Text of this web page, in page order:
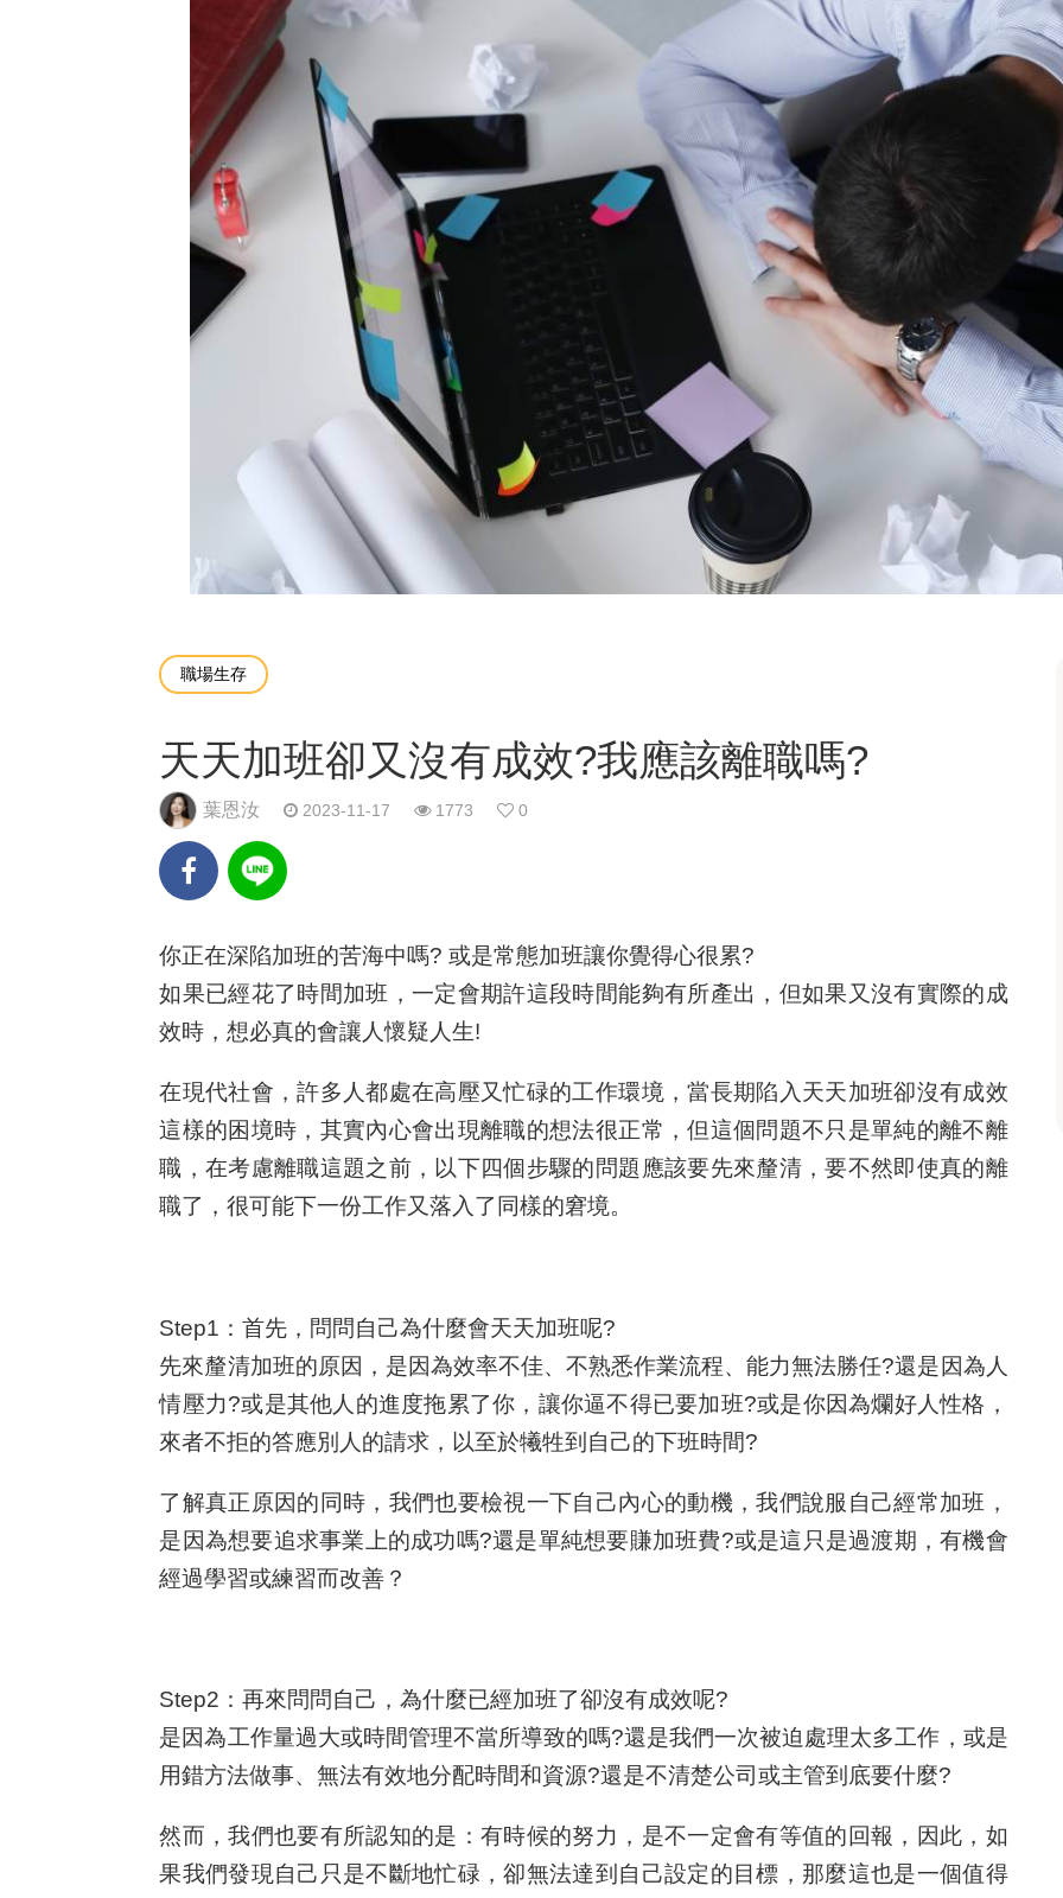
職場生存
天天加班卻又沒有成效?我應該離職嗎?
葉恩汝 2023-11-17 1773 0
你正在深陷加班的苦海中嗎? 或是常態加班讓你覺得心很累?
如果已經花了時間加班，一定會期許這段時間能夠有所產出，但如果又沒有實際的成
效時，想必真的會讓人懷疑人生!
在現代社會，許多人都處在高壓又忙碌的工作環境，當長期陷入天天加班卻沒有成效
這樣的困境時，其實內心會出現離職的想法很正常，但這個問題不只是單純的離不離
職，在考慮離職這題之前，以下四個步驟的問題應該要先來釐清，要不然即使真的離
職了，很可能下一份工作又落入了同樣的窘境。
Step1：首先，問問自己為什麼會天天加班呢?
先來釐清加班的原因，是因為效率不佳、不熟悉作業流程、能力無法勝任?還是因為人
情壓力?或是其他人的進度拖累了你，讓你逼不得已要加班?或是你因為爛好人性格，
來者不拒的答應別人的請求，以至於犧牲到自己的下班時間?
了解真正原因的同時，我們也要檢視一下自己內心的動機，我們說服自己經常加班，
是因為想要追求事業上的成功嗎?還是單純想要賺加班費?或是這只是過渡期，有機會
經過學習或練習而改善？
Step2：再來問問自己，為什麼已經加班了卻沒有成效呢?
是因為工作量過大或時間管理不當所導致的嗎?還是我們一次被迫處理太多工作，或是
用錯方法做事、無法有效地分配時間和資源?還是不清楚公司或主管到底要什麼?
然而，我們也要有所認知的是：有時候的努力，是不一定會有等值的回報，因此，如
果我們發現自己只是不斷地忙碌，卻無法達到自己設定的目標，那麼這也是一個值得